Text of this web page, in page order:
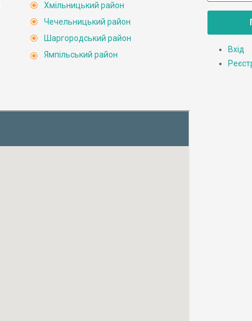
Хмільницький район
Чечельницький район
Шаргородський район
Ямпільський район
Вхід